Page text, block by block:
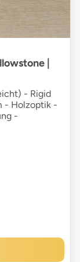
|
- Rigid
- Holzoptik -
-